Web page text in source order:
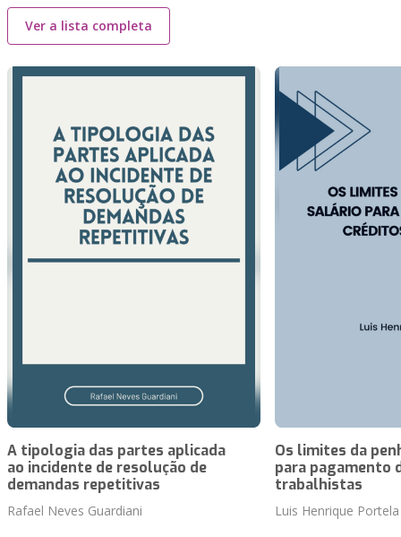
Ver a lista completa
A tipologia das partes aplicada
ao incidente de resolução de
demandas repetitivas
Rafael Neves Guardiani
Os limites da
para pagamento
trabalhistas
Luis Henrique